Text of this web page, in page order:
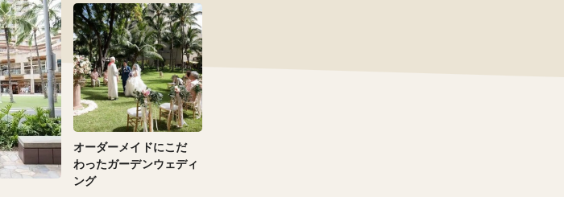
オーダーメイドにこだ
わったガーデンウェディ
ング